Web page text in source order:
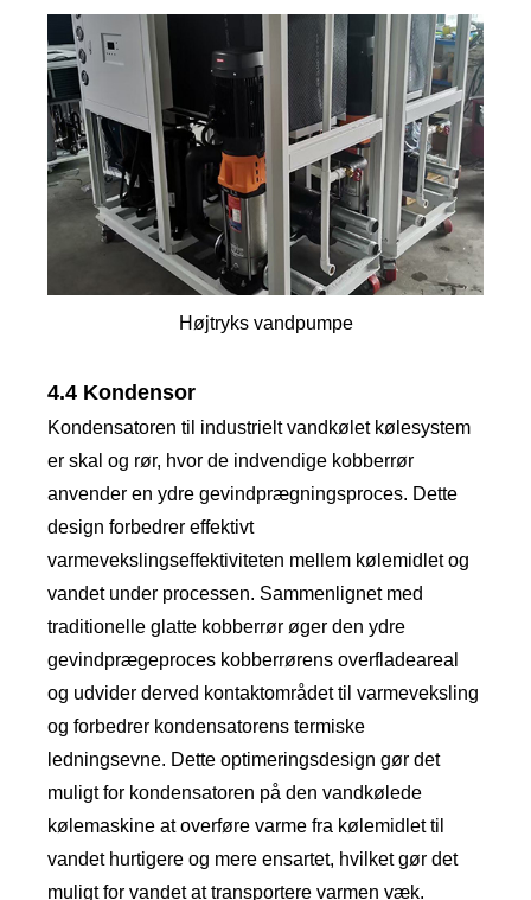
Højtryks vandpumpe
4.4 Kondensor
Kondensatoren til industrielt vandkølet kølesystem
er skal og rør, hvor de indvendige kobberrør
anvender en ydre gevindprægningsproces. Dette
design forbedrer effektivt
varmevekslingseffektiviteten mellem kølemidlet og
vandet under processen. Sammenlignet med
traditionelle glatte kobberrør øger den ydre
gevindprægeproces kobberrørens overfladeareal
og udvider derved kontaktområdet til varmeveksling
og forbedrer kondensatorens termiske
ledningsevne. Dette optimeringsdesign gør det
muligt for kondensatoren på den vandkølede
kølemaskine at overføre varme fra kølemidlet til
vandet hurtigere og mere ensartet, hvilket gør det
muligt for vandet at transportere varmen væk.